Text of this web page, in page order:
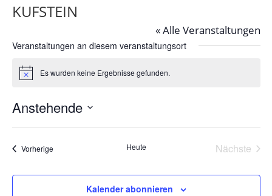
KUFSTEIN
« Alle Veranstaltungen
Veranstaltungen an diesem veranstaltungsort
HinweisEs wurden keine Ergebnisse gefunden.
Anstehende
Datum
wählen.
VorherigeVeranstaltungen Heute
Nächste
Kalender abonnieren